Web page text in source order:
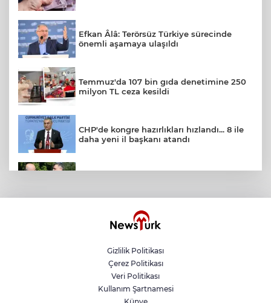
Efkan Âlâ: Terörsüz Türkiye sürecinde
önemli aşamaya ulaşıldı
Temmuz'da 107 bin gıda denetimine 250
milyon TL ceza kesildi
CHP'de kongre hazırlıkları hızlandı... 8 ile
daha yeni il başkanı atandı
BLOK3'ten Spotify Türkiye'de tarihi
rekor... Albümdeki 10 şarkının tamamı
'Terörsüz Türkiye' kanun teklifi TBMM'ye
Gizlilik Politikası
Çerez Politikası
Veri Politikası
Kullanım Şartnamesi